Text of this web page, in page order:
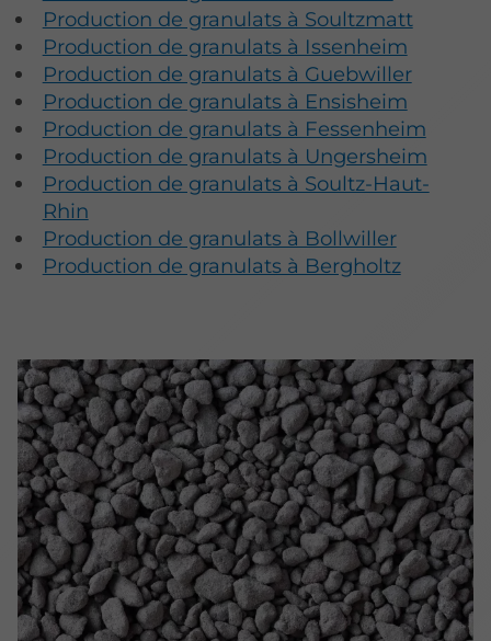
Production de granulats à Soultzmatt
Production de granulats à Issenheim
Production de granulats à Guebwiller
Production de granulats à Ensisheim
Production de granulats à Fessenheim
Production de granulats à Ungersheim
Production de granulats à Soultz-Haut-
Rhin
Production de granulats à Bollwiller
Production de granulats à Bergholtz